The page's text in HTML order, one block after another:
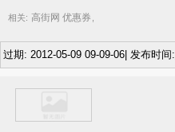
相关: 高街网 优惠券 ,
过期: 2012-05-09 09-09-06| 发布时间: